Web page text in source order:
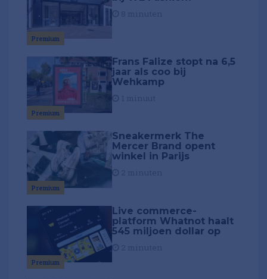
Premium
Premium
Frans Falize stopt na 6,5
jaar als coo bij
Wehkamp
Premium
Sneakermerk The
Mercer Brand opent
winkel in Parijs
Premium
Live commerce-
platform Whatnot haalt
545 miljoen dollar op